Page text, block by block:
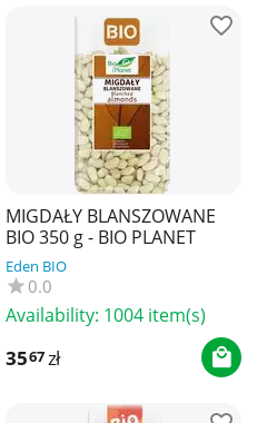
MIGDAŁY BLANSZOWANE
BIO 350 g - BIO PLANET
Eden BIO
0.0
Availability: 1004 item(s)
3567zł